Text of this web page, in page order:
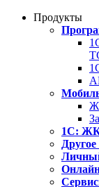
Продукты
1С: